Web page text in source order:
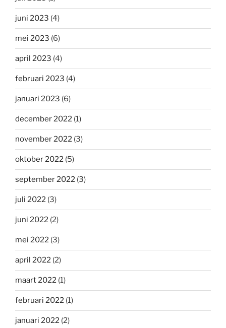
juni 2023 (4)
mei 2023 (6)
april 2023 (4)
februari 2023 (4)
januari 2023 (6)
december 2022 (1)
november 2022 (3)
oktober 2022 (5)
september 2022 (3)
juli 2022 (3)
juni 2022 (2)
mei 2022 (3)
april 2022 (2)
maart 2022 (1)
februari 2022 (1)
januari 2022 (2)